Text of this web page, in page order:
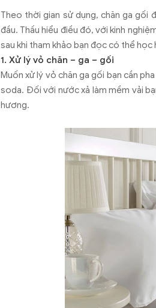
Theo thời gian sử dụng, chăn ga gối
đầu. Thấu hiểu điều đó, với kinh
sau khi tham khảo bạn đọc có thể
1. Xử lý vỏ chăn – ga – gối
Muốn xử lý vỏ chăn ga gối bạn cần
soda. Đối với nước xả làm mềm vải
hương.